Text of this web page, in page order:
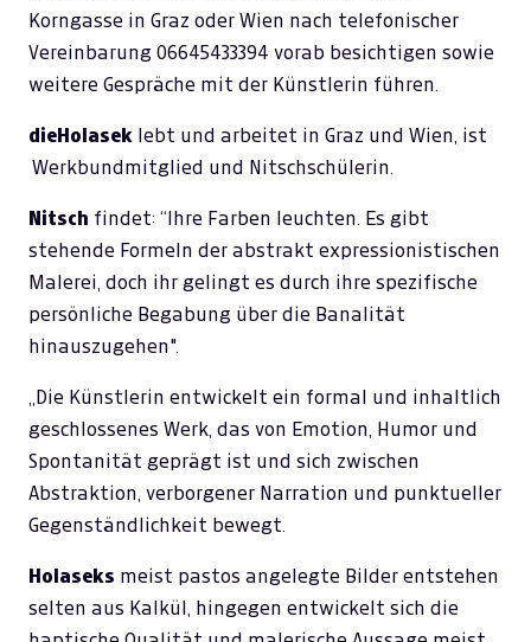
Korngasse in Graz oder Wien nach telefonischer
Vereinbarung 06645433394 vorab besichtigen sowie
weitere Gespräche mit der Künstlerin führen.
dieHolasek
lebt und arbeitet in Graz und Wien, ist
Werkbundmitglied und Nitschschülerin.
Nitsch findet: “Ihre Farben leuchten. Es gibt
stehende Formeln der abstrakt expressionistischen
Malerei, doch ihr gelingt es durch ihre spezifische
persönliche Begabung über die Banalität
hinauszugehen".
„Die Künstlerin entwickelt ein formal und inhaltlich
geschlossenes Werk, das von Emotion, Humor und
Spontanität geprägt ist und sich zwischen
Abstraktion, verborgener Narration und punktueller
Gegenständlichkeit bewegt.
Holaseks meist pastos angelegte Bilder entstehen
selten aus Kalkül, hingegen entwickelt sich die